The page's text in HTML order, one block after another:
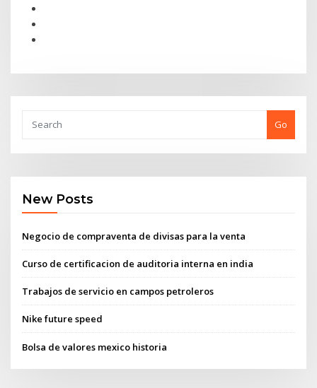
Go
New Posts
Negocio de compraventa de divisas para la venta
Curso de certificacion de auditoria interna en india
Trabajos de servicio en campos petroleros
Nike future speed
Bolsa de valores mexico historia